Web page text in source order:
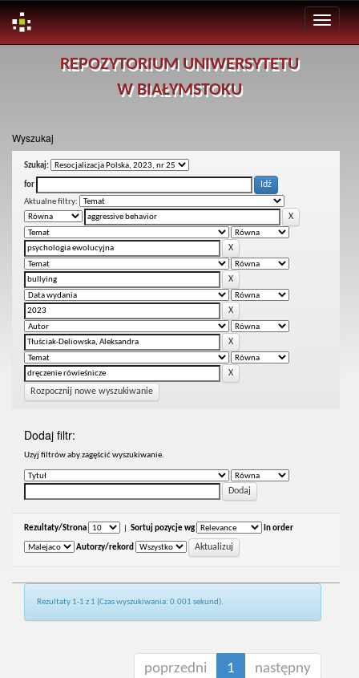
REPOZYTORIUM UNIWERSYTETU
W BIAŁYMSTOKU
Wyszukaj
Szukaj:
for
Aktualne filtry:
Rozpocznij nowe wyszukiwanie
Dodaj filtr:
Uzyj filtrów aby zagęścić wyszukiwanie.
Rezultaty/Strona Sortuj pozycje wg In order
Autorzy/rekord
Rezultaty 1-1 z 1 (Czas wyszukiwania: 0.001 sekund).
poprzedni 1 następny